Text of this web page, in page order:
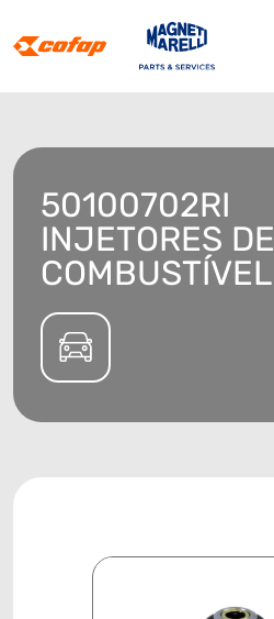
50100702RI
INJETORES DE
COMBUSTÍVEL